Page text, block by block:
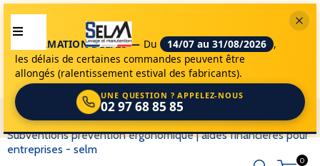
INFORMATION DÉLAIS — Du 14/07 au 31/08/2026 ,
les délais de certaines commandes peuvent être
allongés (ralentissement estival des fabricants).
UNE QUESTION ? APPELEZ-NOUS
02 97 68 85 85
0
selm
subventions prévention ergonomique | aides financières pour
entreprises - selm